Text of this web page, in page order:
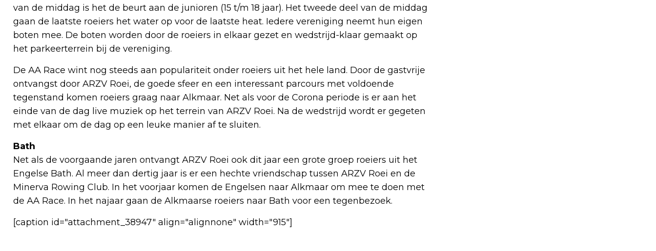
van de middag is het de beurt aan de junioren (15 t/m 18 jaar). Het tweede deel van de middag
gaan de laatste roeiers het water op voor de laatste heat. Iedere vereniging neemt hun eigen
boten mee. De boten worden door de roeiers in elkaar gezet en wedstrijd-klaar gemaakt op
het parkeerterrein bij de vereniging.
De AA Race wint nog steeds aan populariteit onder roeiers uit het hele land. Door de gastvrije
ontvangst door ARZV Roei, de goede sfeer en een interessant parcours met voldoende
tegenstand komen roeiers graag naar Alkmaar. Net als voor de Corona periode is er aan het
einde van de dag live muziek op het terrein van ARZV Roei. Na de wedstrijd wordt er gegeten
met elkaar om de dag op een leuke manier af te sluiten.
Bath
Net als de voorgaande jaren ontvangt ARZV Roei ook dit jaar een grote groep roeiers uit het
Engelse Bath. Al meer dan dertig jaar is er een hechte vriendschap tussen ARZV Roei en de
Minerva Rowing Club. In het voorjaar komen de Engelsen naar Alkmaar om mee te doen met
de AA Race. In het najaar gaan de Alkmaarse roeiers naar Bath voor een tegenbezoek.
[caption id="attachment_38947" align="alignnone" width="915"]